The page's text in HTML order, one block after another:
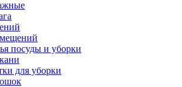
посуды и уборки
для уборки